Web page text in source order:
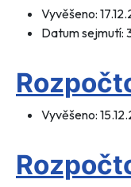
Vyvěšeno:
Datum sejmutí:
Vyvěšeno: